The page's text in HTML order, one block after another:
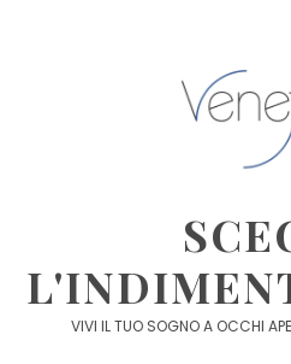
VIVI IL TUO SOGNO A OCCHI